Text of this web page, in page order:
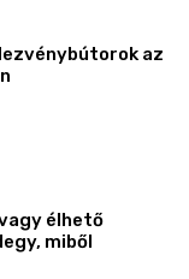
az
élhető
miből